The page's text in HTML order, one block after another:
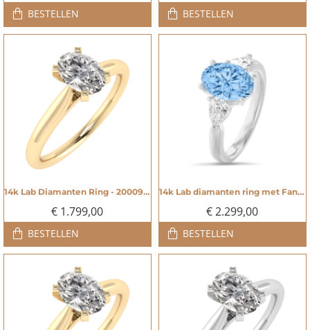
BESTELLEN
BESTELLEN
NIEUW14k Lab Diamanten Ring - 20009134
€ 1.799,00
BESTELLEN
NIEUW14k Lab diamanten ring met Fancy Vivid Blue - 20009135
€ 2.299,00
BESTELLEN